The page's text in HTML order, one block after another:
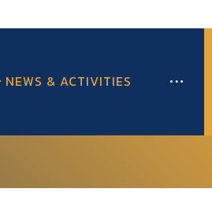
NEWS & ACTIVITIES